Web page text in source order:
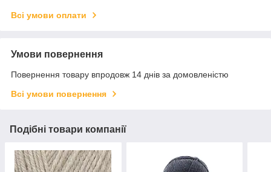
Всі умови оплати
Умови повернення
Повернення товару впродовж 14 днів за домовленістю
Всі умови повернення
Подібні товари компанії